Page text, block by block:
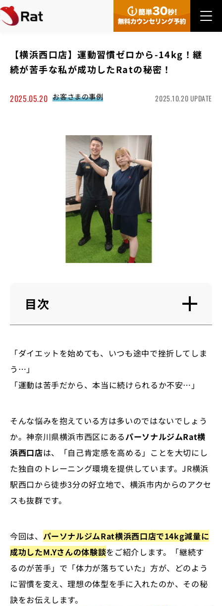
【横浜西口店】運動習慣ゼロから-14kg！継
続が苦手な私が成功したRatの秘密！
2025.05.20 お客さまの事例 2025.10.20 UPDATE
目次
「ダイエットを始めても、いつも途中で挫折してしま
う…」
「運動は苦手だから、本当に続けられるか不安…」
そんな悩みを抱えている方は多いのではないでしょう
か。神奈川県横浜市西区にあるパーソナルジムRat横
浜西口店は、「自己肯定感を高める」ことを大切にし
た独自のトレーニング環境を提供しています。JR横浜
駅西口から徒歩3分の好立地で、横浜市内からのアクセ
スも抜群です。
今回は、 パーソナルジムRat横浜西口店で14kg減量に
成功したM.Yさんの体験談をご紹介します。「継続す
るのが苦手」で「体力が落ちていた」方が、どのよう
に習慣を変え、理想の体型を手に入れたのか、その秘
訣をお伝えします。